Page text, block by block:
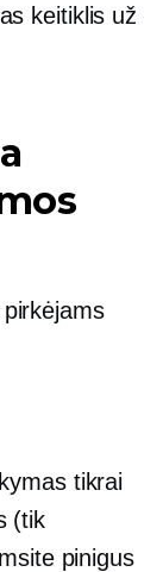
keitiklis už
tikrai
(tik
pinigus